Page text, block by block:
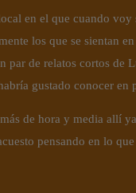
en el que cuando
los que se sientan
par de relatos cortos de
gustado conocer en
de hora y media allí
pensando en lo